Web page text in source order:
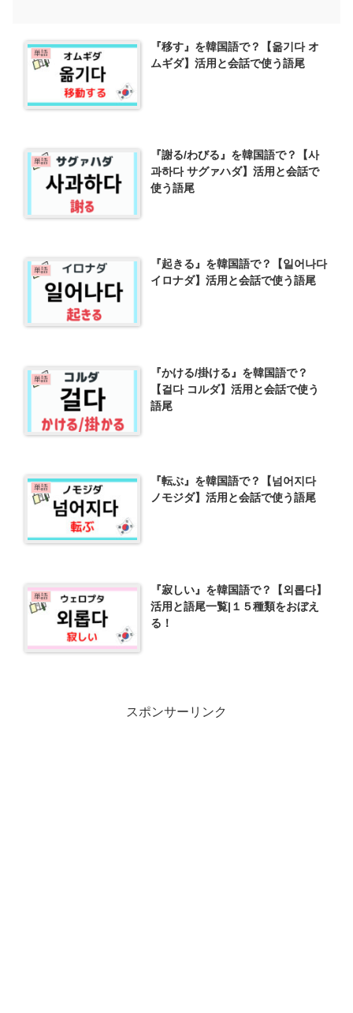
単語
『移す』を韓国語で？【옮기다 オ
ムギダ】活用と会話で使う語尾
単語
『謝る/わびる』を韓国語で？【사
과하다 サグァハダ】活用と会話で
使う語尾
単語
『起きる』を韓国語で？【일어나다
イロナダ】活用と会話で使う語尾
単語
『かける/掛ける』を韓国語で？
【걸다 コルダ】活用と会話で使う
語尾
単語
『転ぶ』を韓国語で？【넘어지다
ノモジダ】活用と会話で使う語尾
単語
『寂しい』を韓国語で？【외롭다】
活用と語尾一覧|１５種類をおぼえ
る！
スポンサーリンク